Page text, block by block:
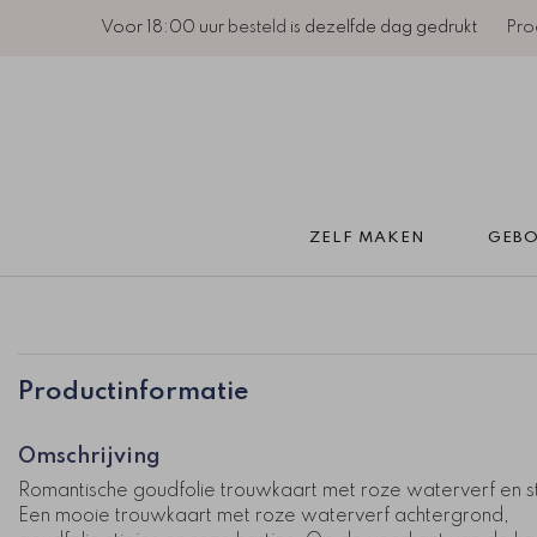
Voor 18:00 uur besteld is dezelfde dag gedrukt
ZELF MAKEN
Productinformatie
Omschrijving
Romantische goudfolie trouwkaart met roze waterverf en
Een mooie trouwkaart met roze waterverf achtergrond,